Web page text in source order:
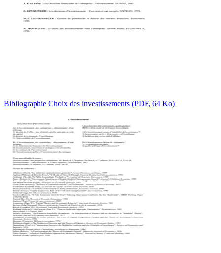
Bibliographie Choix des investissements (PDF, 64 Ko)